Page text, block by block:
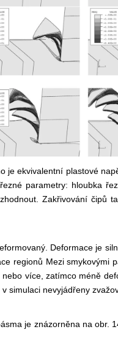
je ekvivalentní plastové
parametry: hloubka
Zakřivování čipů
Deformace je
regionů Mezi smykovými
více, zatímco méně
simulaci nevyjádřeny
je znázorněna na obr.